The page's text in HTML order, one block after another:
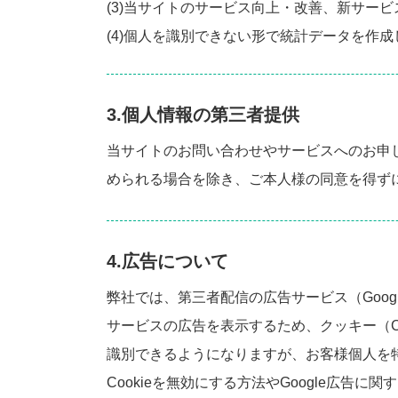
(3)当サイトのサービス向上・改善、新サー
(4)個人を識別できない形で統計データを作
3.個人情報の第三者提供
当サイトのお問い合わせやサービスへのお
められる場合を除き、ご本人様の同意を得
4.広告について
弊社では、第三者配信の広告サービス（
サービスの広告を表示するため、クッキー
識別できるようになりますが、お客様個人
Cookieを無効にする方法やGoogle広告に関